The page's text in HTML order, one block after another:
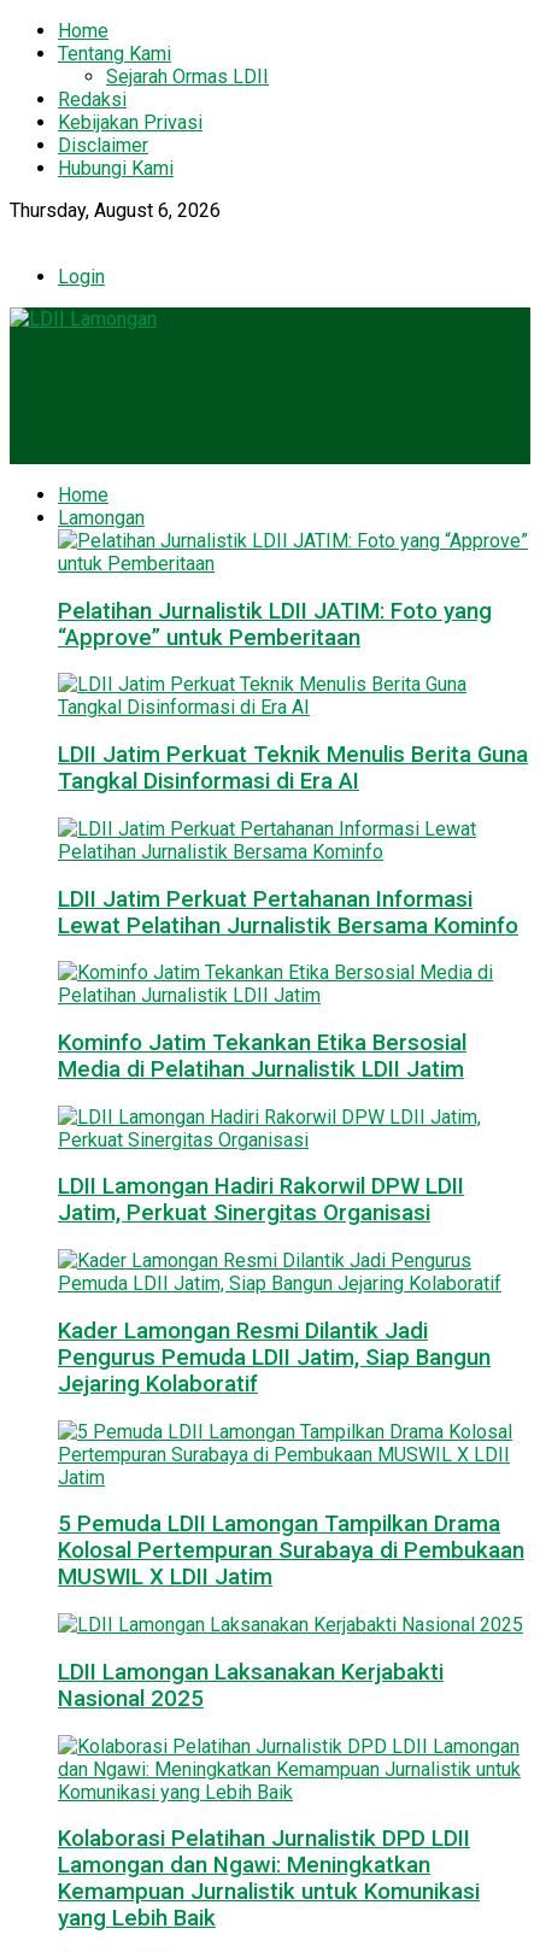
Home
Tentang Kami
Sejarah Ormas LDII
Redaksi
Kebijakan Privasi
Disclaimer
Hubungi Kami
Thursday, August 6, 2026
Login
Home
Lamongan
Pelatihan Jurnalistik LDII JATIM: Foto yang
“Approve” untuk Pemberitaan
LDII Jatim Perkuat Teknik Menulis Berita Guna
Tangkal Disinformasi di Era AI
LDII Jatim Perkuat Pertahanan Informasi
Lewat Pelatihan Jurnalistik Bersama Kominfo
Kominfo Jatim Tekankan Etika Bersosial
Media di Pelatihan Jurnalistik LDII Jatim
LDII Lamongan Hadiri Rakorwil DPW LDII
Jatim, Perkuat Sinergitas Organisasi
Kader Lamongan Resmi Dilantik Jadi
Pengurus Pemuda LDII Jatim, Siap Bangun
Jejaring Kolaboratif
5 Pemuda LDII Lamongan Tampilkan Drama
Kolosal Pertempuran Surabaya di Pembukaan
MUSWIL X LDII Jatim
LDII Lamongan Laksanakan Kerjabakti
Nasional 2025
Kolaborasi Pelatihan Jurnalistik DPD LDII
Lamongan dan Ngawi: Meningkatkan
Kemampuan Jurnalistik untuk Komunikasi
yang Lebih Baik